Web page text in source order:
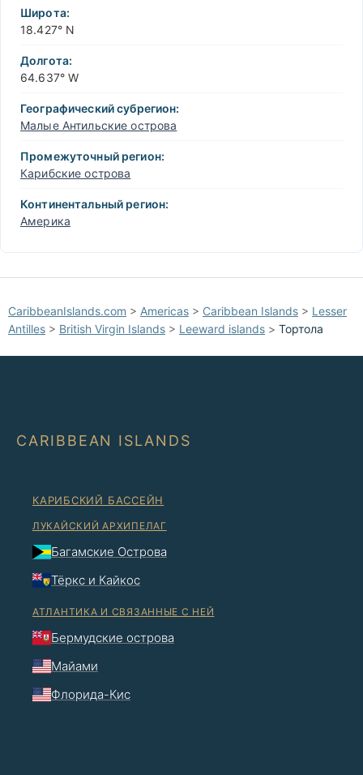
−
Широта:
18.427° N
Долгота:
64.637° W
Географический субрегион:
Малые Антильские острова
Промежуточный регион:
Карибские острова
Континентальный регион:
Америка
CaribbeanIslands.com > Americas > Caribbean Islands > Lesser
Antilles > British Virgin Islands > Leeward islands > Тортола
CARIBBEAN ISLANDS
КАРИБСКИЙ БАССЕЙН
ЛУКАЙСКИЙ АРХИПЕЛАГ
Багамские Острова
Тёркс и Кайкос
АТЛАНТИКА И СВЯЗАННЫЕ С НЕЙ
Бермудские острова
Майами
Флорида-Кис